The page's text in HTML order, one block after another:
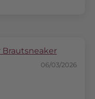
Brautsneaker
06/03/2026